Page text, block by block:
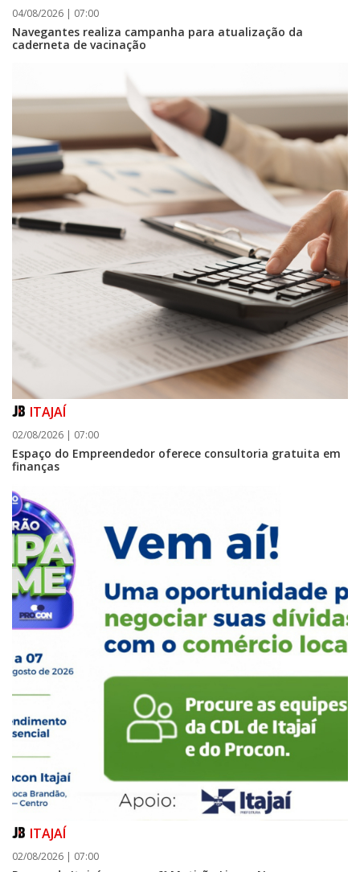
04/08/2026 | 07:00
Navegantes realiza campanha para atualização da
caderneta de vacinação
ITAJAÍ
02/08/2026 | 07:00
Espaço do Empreendedor oferece consultoria gratuita em
finanças
ITAJAÍ
02/08/2026 | 07:00